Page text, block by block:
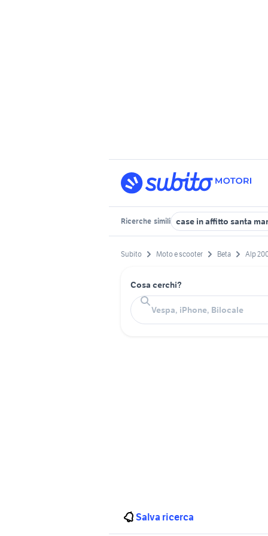
Ricerche simili case in affitto santa
Subito Moto e scooter Beta Alp
Cosa cerchi?
Salva ricerca